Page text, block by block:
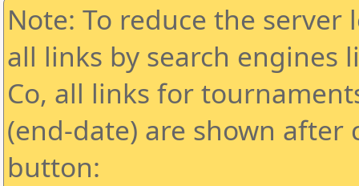
Note: To reduce the
all links by search engines
Co, all links for
(end-date) are shown
button: